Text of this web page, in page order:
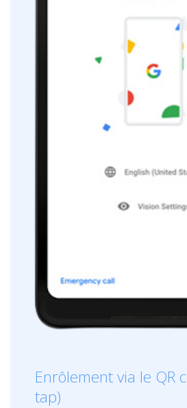
Enrôlement via le QR
tap)